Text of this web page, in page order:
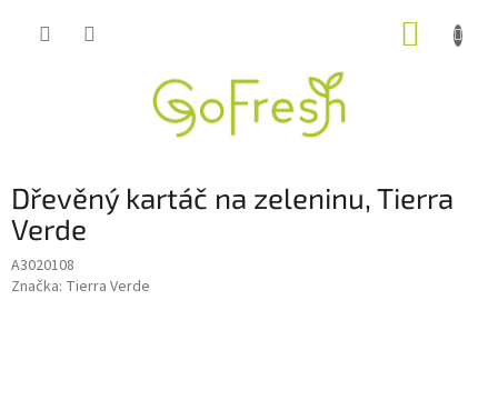
Dřevěný kartáč na zeleninu, Tierra
Verde
A3020108
Značka: Tierra Verde